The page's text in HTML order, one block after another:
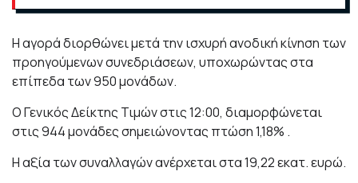
Η αγορά διορθώνει μετά την ισχυρή ανοδική κίνηση των
προηγούμενων συνεδριάσεων, υποχωρώντας στα
επίπεδα των 950 μονάδων.
O Γενικός Δείκτης Τιμών στις 12:00, διαμορφώνεται
στις 944 μονάδες σημειώνοντας πτώση 1,18% .
Η αξία των συναλλαγών ανέρχεται στα 19,22 εκατ. ευρώ.